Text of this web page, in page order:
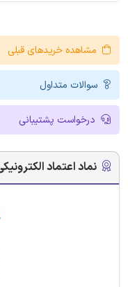
مشاهده خریدهای قبلی
سوالات متداول
درخواست پشتیبانی
نماد اعتماد